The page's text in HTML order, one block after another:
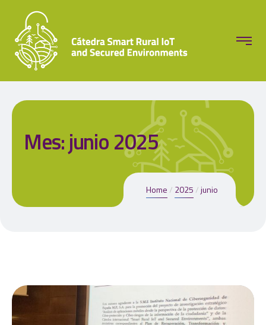
Mes:junio 2025
Home 2025 junio